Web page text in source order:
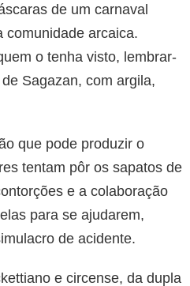
de um carnaval
comunidade arcaica.
o tenha visto, lembrar-
Sagazan, com argila,
que pode produzir o
tentam pôr os sapatos de
e a colaboração
para se ajudarem,
de acidente.
e circense, da dupla